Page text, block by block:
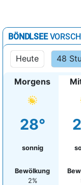
BÖNDLSEE
Heute 48
Morgens
28°
sonnig
Bewölkung
2%